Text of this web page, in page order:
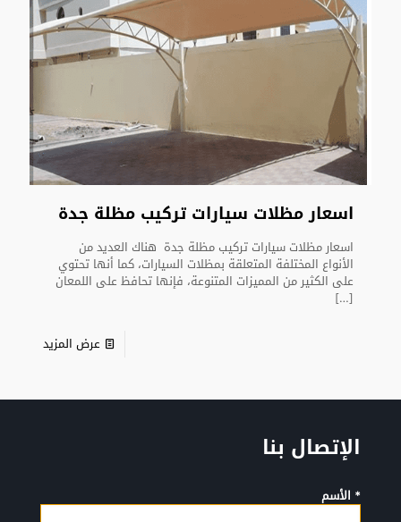
اسعار مظلات سيارات تركيب مظلة جدة
اسعار مظلات سيارات تركيب مظلة جدة هناك العديد من
الأنواع المختلفة المتعلقة بمظلات السيارات، كما أنها تحتوي
على الكثير من المميزات المتنوعة، فإنها تحافظ على اللمعان
[…]
عرض المزيد
الإتصال بنا
* الأسم